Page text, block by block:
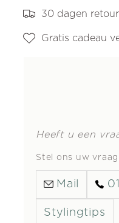
30 dagen
Gratis cadeau
Heeft u een
Stel ons uw vraag
Mail
Stylingtips